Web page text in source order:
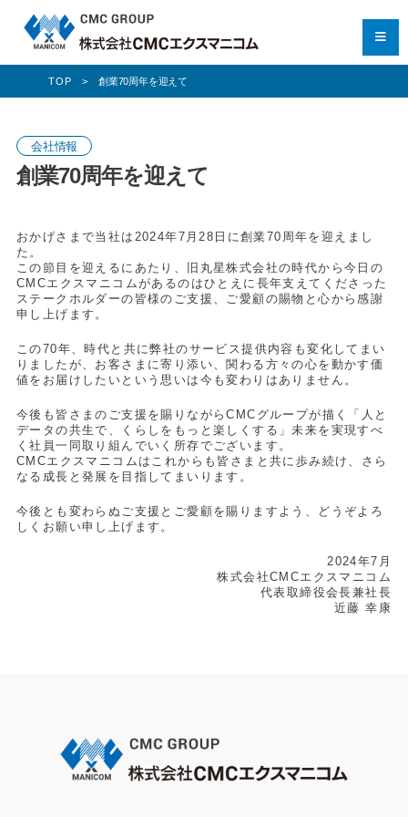
TOP 創業70周年を迎えて
会社情報
創業70周年を迎えて
おかげさまで当社は2024年7月28日に創業70周年を迎えまし
た。
この節目を迎えるにあたり、旧丸星株式会社の時代から今日の
CMCエクスマニコムがあるのはひとえに長年支えてくださった
ステークホルダーの皆様のご支援、ご愛顧の賜物と心から感謝
申し上げます。
この70年、時代と共に弊社のサービス提供内容も変化してまい
りましたが、お客さまに寄り添い、関わる方々の心を動かす価
値をお届けしたいという思いは今も変わりはありません。
今後も皆さまのご支援を賜りながらCMCグループが描く「人と
データの共生で、くらしをもっと楽しくする」未来を実現すべ
く社員一同取り組んでいく所存でございます。
CMCエクスマニコムはこれからも皆さまと共に歩み続け、さら
なる成長と発展を目指してまいります。
今後とも変わらぬご支援とご愛顧を賜りますよう、どうぞよろ
しくお願い申し上げます。
2024年7月
株式会社CMCエクスマニコム
代表取締役会長兼社長
近藤 幸康